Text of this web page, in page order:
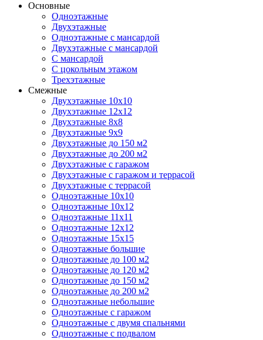
Основные
Одноэтажные
Двухэтажные
Одноэтажные с мансардой
Двухэтажные с мансардой
С мансардой
С цокольным этажом
Трехэтажные
Смежные
Двухэтажные 10х10
Двухэтажные 12х12
Двухэтажные 8х8
Двухэтажные 9х9
Двухэтажные до 150 м2
Двухэтажные до 200 м2
Двухэтажные с гаражом
Двухэтажные с гаражом и террасой
Двухэтажные с террасой
Одноэтажные 10х10
Одноэтажные 10х12
Одноэтажные 11х11
Одноэтажные 12х12
Одноэтажные 15х15
Одноэтажные большие
Одноэтажные до 100 м2
Одноэтажные до 120 м2
Одноэтажные до 150 м2
Одноэтажные до 200 м2
Одноэтажные небольшие
Одноэтажные с гаражом
Одноэтажные с двумя спальнями
Одноэтажные с подвалом